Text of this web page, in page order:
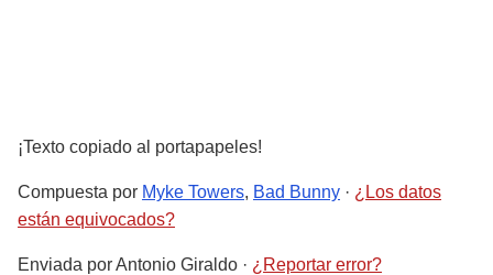
¡Texto copiado al portapapeles!
Compuesta por Myke Towers, Bad Bunny · ¿Los datos
están equivocados?
Enviada porAntonio Giraldo · ¿Reportar error?